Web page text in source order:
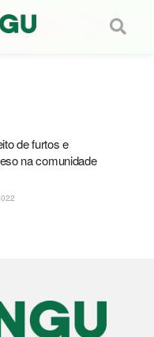
de furtos e
na comunidade